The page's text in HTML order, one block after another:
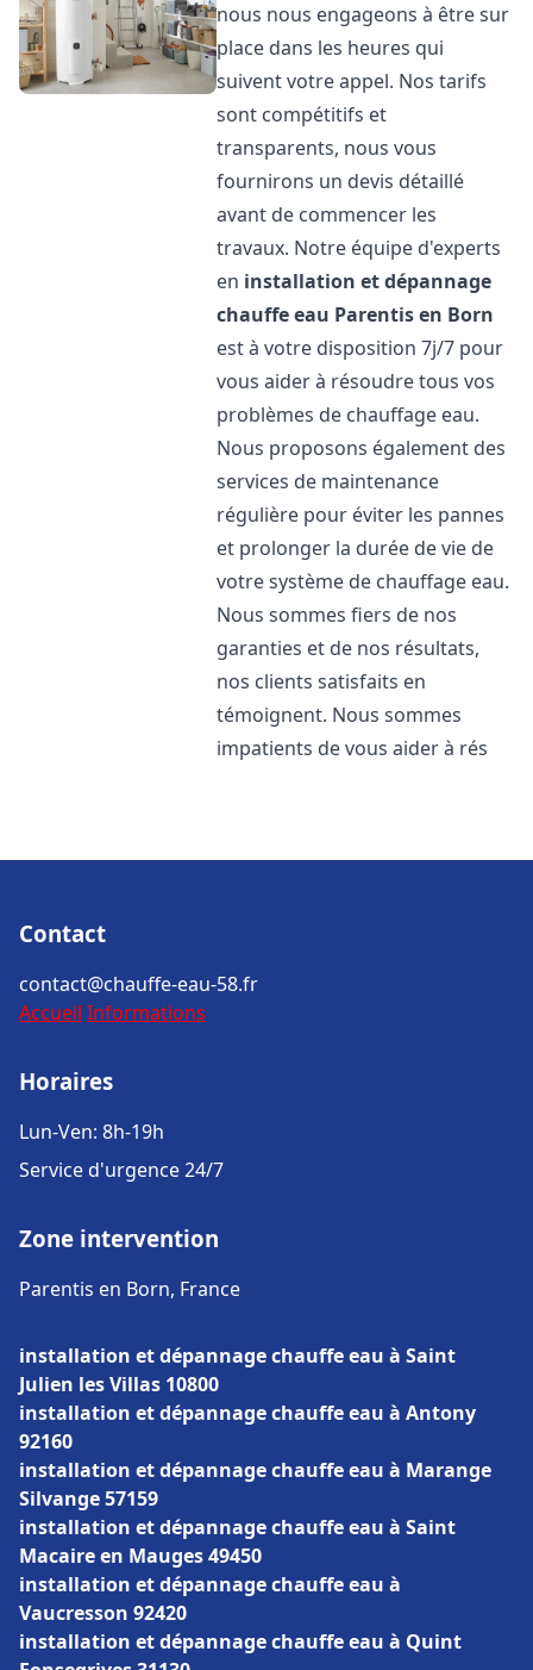
nous nous engageons à être sur
place dans les heures qui
suivent votre appel. Nos tarifs
sont compétitifs et
transparents, nous vous
fournirons un devis détaillé
avant de commencer les
travaux. Notre équipe d'experts
en installation et dépannage
chauffe eau Parentis en Born
est à votre disposition 7j/7 pour
vous aider à résoudre tous vos
problèmes de chauffage eau.
Nous proposons également des
services de maintenance
régulière pour éviter les pannes
et prolonger la durée de vie de
votre système de chauffage eau.
Nous sommes fiers de nos
garanties et de nos résultats,
nos clients satisfaits en
témoignent. Nous sommes
impatients de vous aider à rés
Contact
contact@chauffe-eau-58.fr
Accueil Informations
Horaires
Lun-Ven: 8h-19h
Service d'urgence 24/7
Zone intervention
Parentis en Born, France
installation et dépannage chauffe eau à Saint
Julien les Villas 10800
installation et dépannage chauffe eau à Antony
92160
installation et dépannage chauffe eau à Marange
Silvange 57159
installation et dépannage chauffe eau à Saint
Macaire en Mauges 49450
installation et dépannage chauffe eau à
Vaucresson 92420
installation et dépannage chauffe eau à Quint